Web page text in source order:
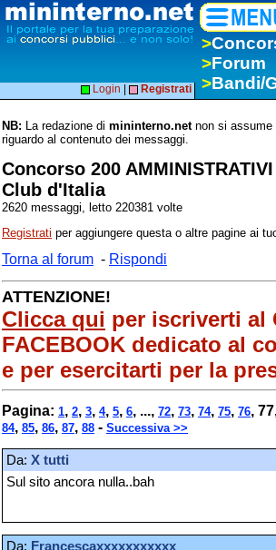
>
>Forum
>Bandi/
Login Registrati
NB: La redazione di mininterno.netnon si assume
riguardo al contenuto dei messaggi.
Concorso 200
Club d'Italia
2620 messaggi, letto 220381 volte
Registrati per aggiungere questa o altre pagine ai
Torna al forum - Rispondi
ATTENZIONE!
Clicca qui per iscriverti al
FACEBOOK dedicato al
e per esercitarti per la
Pagina: 1, 2, 3, 4, 5, 6, ..., 72, 73, 74, 75, 76, 77
84, 85, 86, 87, 88 - Successiva >>
Da: X tutti
Sul sito ancora nulla..bah
Da: Francescaxxxxxxxxxxx